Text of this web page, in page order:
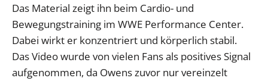
Das Material zeigt ihn beim Cardio- und
Bewegungstraining im WWE Performance Center.
Dabei wirkt er konzentriert und körperlich stabil.
Das Video wurde von vielen Fans als positives Signal
aufgenommen, da Owens zuvor nur vereinzelt